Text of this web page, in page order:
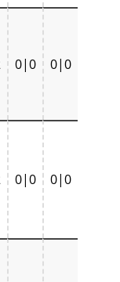
0|0 0|0
0|0 0|0